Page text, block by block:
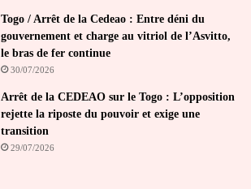
Togo / Arrêt de la Cedeao : Entre déni du
gouvernement et charge au vitriol de l’Asvitto,
le bras de fer continue
30/07/2026
Arrêt de la CEDEAO sur le Togo : L’opposition
rejette la riposte du pouvoir et exige une
transition
29/07/2026